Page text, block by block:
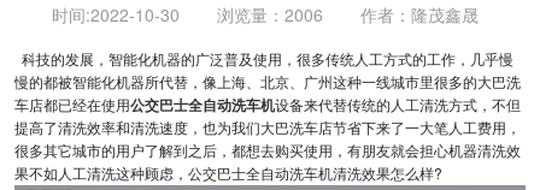
时间:2022-10-30 浏览量： 2006 作者： 隆茂鑫晟
科技的发展，智能化机器的广泛普及使用，很多传统人工方式的工作，几乎慢
慢的都被智能化机器所代替，像上海、北京、广州这种一线城市里很多的大巴洗
车店都已经在使用公交巴士全自动洗车机设备来代替传统的人工清洗方式，不但
提高了清洗效率和清洗速度，也为我们大巴洗车店节省下来了一大笔人工费用，
很多其它城市的用户了解到之后，都想去购买使用，有朋友就会担心机器清洗效
果不如人工清洗这种顾虑，公交巴士全自动洗车机清洗效果怎么样?